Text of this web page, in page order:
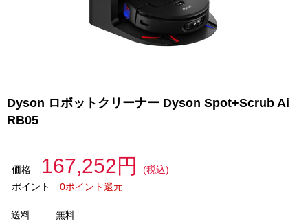
Dyson ロボットクリーナー Dyson Spot+Scrub Ai
RB05
価格 167,252円
(税込)
ポイント
0ポイント還元
送料
無料